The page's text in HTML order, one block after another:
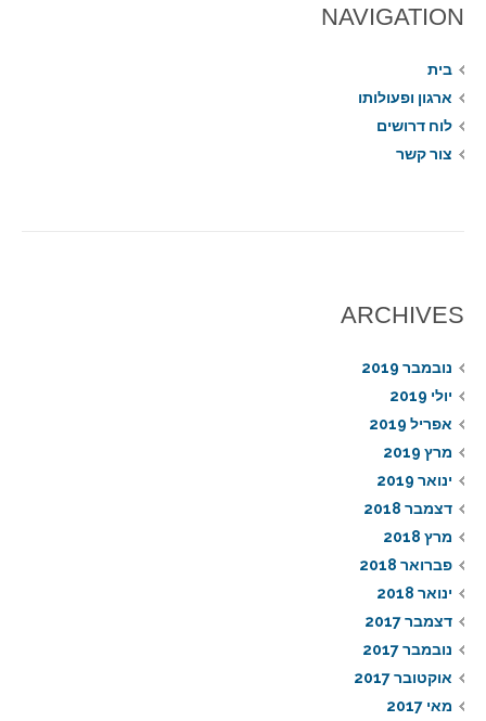
NAVIGATION
בית
ארגון ופעולותו
לוח דרושים
צור קשר
ARCHIVES
נובמבר 2019
יולי 2019
אפריל 2019
מרץ 2019
ינואר 2019
דצמבר 2018
מרץ 2018
פברואר 2018
ינואר 2018
דצמבר 2017
נובמבר 2017
אוקטובר 2017
מאי 2017